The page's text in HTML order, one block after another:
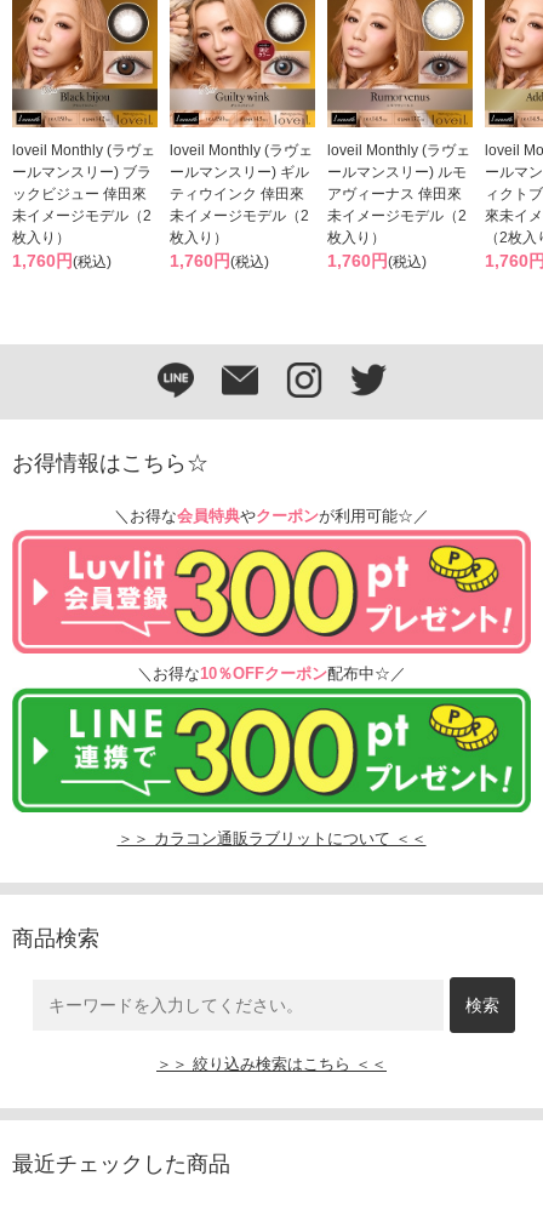
loveil Monthly (ラヴェ
ールマンスリー) ブラ
ックビジュー 倖田來
未イメージモデル（2
枚入り）
1,760円(税込)
loveil Monthly (ラヴェ
ールマンスリー) ギル
ティウインク 倖田來
未イメージモデル（2
枚入り）
1,760円(税込)
loveil Monthly (ラヴェ
ールマンスリー) ルモ
アヴィーナス 倖田來
未イメージモデル（2
枚入り）
1,760円(税込)
loveil
ールマ
ィクト
來未イ
（2枚入
1,760
お得情報はこちら☆
＼お得な会員特典やクーポンが利用可能☆／
＼お得な10％OFFクーポン配布中☆／
＞＞ カラコン通販ラブリットについて ＜＜
商品検索
＞＞ 絞り込み検索はこちら ＜＜
最近チェックした商品